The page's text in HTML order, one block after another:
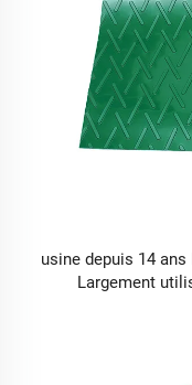
usine depuis 14
Largement